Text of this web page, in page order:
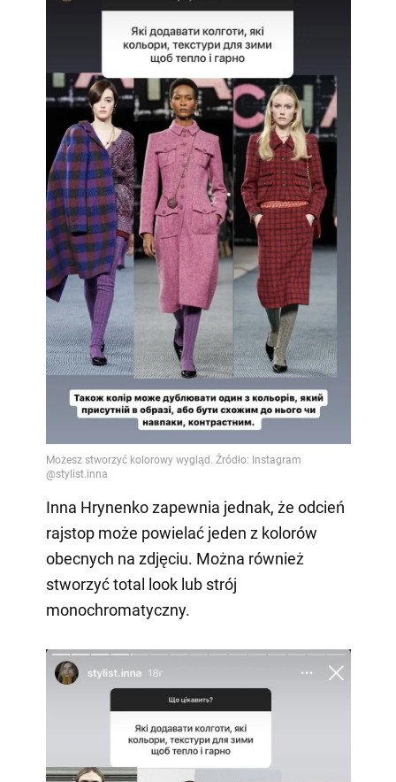
Inna Hrynenko zapewnia jednak, że odcień
rajstop może powielać jeden z kolorów
obecnych na zdjęciu. Można również
stworzyć total look lub strój
monochromatyczny.